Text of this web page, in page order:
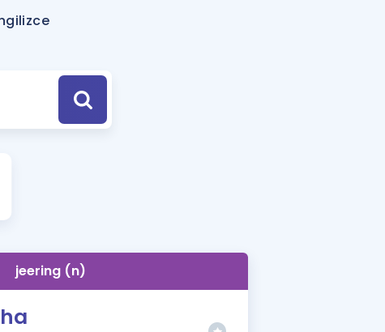
Hazırlananlar için Öneriler
Tek Takvimde
Tüm Sınavlarla İlgili Haberler
jeering (n)